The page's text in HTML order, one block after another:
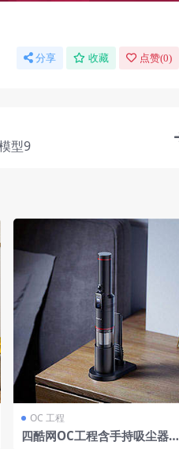
分享 收藏 点赞(0)
型9
OC 工程
四酷网OC工程含手持吸尘器木